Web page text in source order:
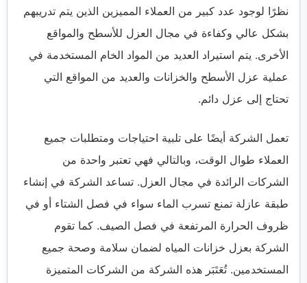
نظرًا لوجود عدد كبير من العملاء المميزين الذين يتم تدريبهم
بشكل عالي وكفاءة في مجال العزل للأسطح والمواقع
الأخرى. يتم استيراد العديد من المواد الخام المستخدمة في
عملية عزل الأسطح والخزانات والعديد من المواقع التي
تحتاج إلى عزل دائم.
تعمل الشركة أيضًا على تلبية احتياجات ومتطلبات جميع
العملاء طوال الوقت، وبالتالي فهي تعتبر واحدة من
الشركات الرائدة في مجال العزل. تساعد الشركة في إنشاء
طبقة عازلة تمنع تسرب الماء سواء في فصل الشتاء أو في
ظروف الحرارة المرتفعة في فصل الصيف. كما تقوم
الشركة بعزل خزانات المياه لضمان سلامة وصحة جميع
المستخدمين. تُعَتَبَر هذه الشركة من الشركات المتميزة